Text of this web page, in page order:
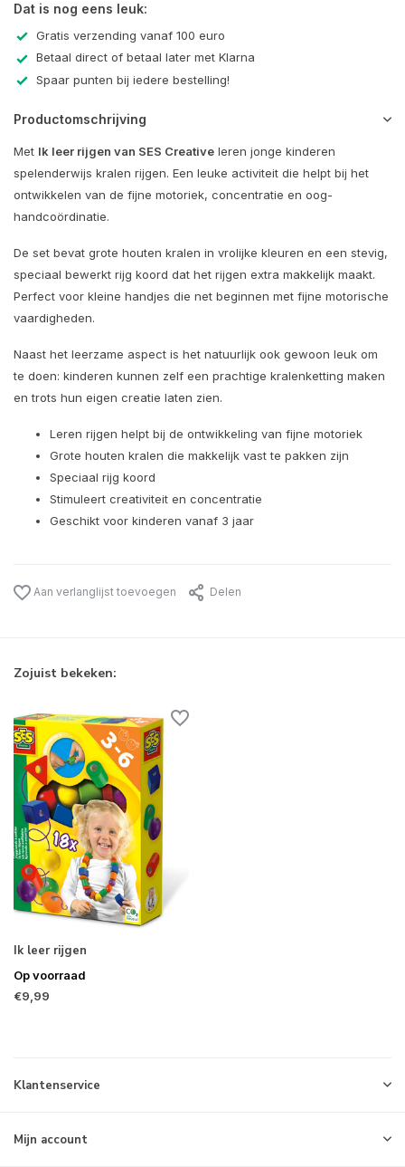
Dat is nog eens leuk:
Gratis verzending vanaf 100 euro
Betaal direct of betaal later met Klarna
Spaar punten bij iedere bestelling!
Productomschrijving
Met Ik leer rijgen van SES Creative leren jonge kinderen
spelenderwijs kralen rijgen. Een leuke activiteit die helpt bij het
ontwikkelen van de fijne motoriek, concentratie en oog-
handcoördinatie.
De set bevat grote houten kralen in vrolijke kleuren en een stevig,
speciaal bewerkt rijg koord dat het rijgen extra makkelijk maakt.
Perfect voor kleine handjes die net beginnen met fijne motorische
vaardigheden.
Naast het leerzame aspect is het natuurlijk ook gewoon leuk om
te doen: kinderen kunnen zelf een prachtige kralenketting maken
en trots hun eigen creatie laten zien.
Leren rijgen helpt bij de ontwikkeling van fijne motoriek
Grote houten kralen die makkelijk vast te pakken zijn
Speciaal rijg koord
Stimuleert creativiteit en concentratie
Geschikt voor kinderen vanaf 3 jaar
Aan verlanglijst toevoegen Delen
Zojuist bekeken:
Ik leer rijgen
Op voorraad
€9,99
Klantenservice
Mijn account